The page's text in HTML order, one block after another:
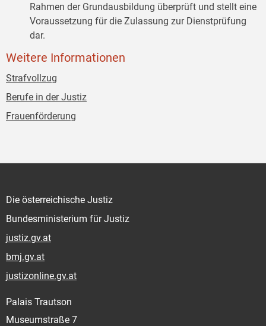
Rahmen der Grundausbildung überprüft und stellt eine
Voraussetzung für die Zulassung zur Dienstprüfung
dar.
Weitere Informationen
Strafvollzug
Berufe in der Justiz
Frauenförderung
Die österreichische Justiz
Bundesministerium für Justiz
justiz.gv.at
bmj.gv.at
justizonline.gv.at
Palais Trautson
Museumstraße 7